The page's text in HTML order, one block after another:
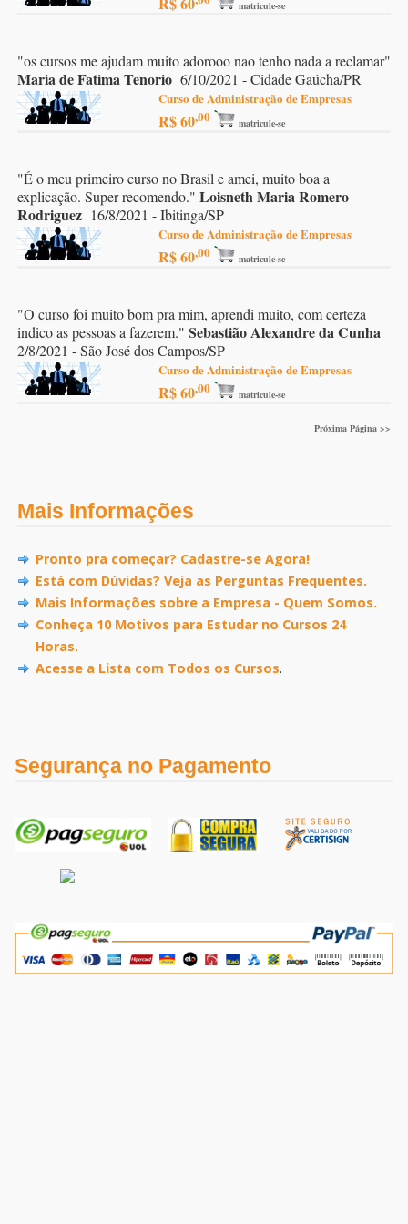
matricule-se
"os cursos me ajudam muito adorooo nao tenho nada a reclamar"
Maria de Fatima Tenorio 6/10/2021 - Cidade Gaúcha/PR
Curso de Administração de Empresas
R$ 60,00 matricule-se
"É o meu primeiro curso no Brasil e amei, muito boa a
explicação. Super recomendo." Loisneth Maria Romero
Rodriguez 16/8/2021 - Ibitinga/SP
Curso de Administração de Empresas
R$ 60,00 matricule-se
"O curso foi muito bom pra mim, aprendi muito, com certeza
indico as pessoas a fazerem." Sebastião Alexandre da Cunha
2/8/2021 - São José dos Campos/SP
Curso de Administração de Empresas
R$ 60,00 matricule-se
Próxima Página >>
Mais Informações
Pronto pra começar? Cadastre-se Agora!
Está com Dúvidas? Veja as Perguntas Frequentes.
Mais Informações sobre a Empresa - Quem Somos.
Conheça 10 Motivos para Estudar no Cursos 24
Horas.
Acesse a Lista com Todos os Cursos.
Segurança no Pagamento